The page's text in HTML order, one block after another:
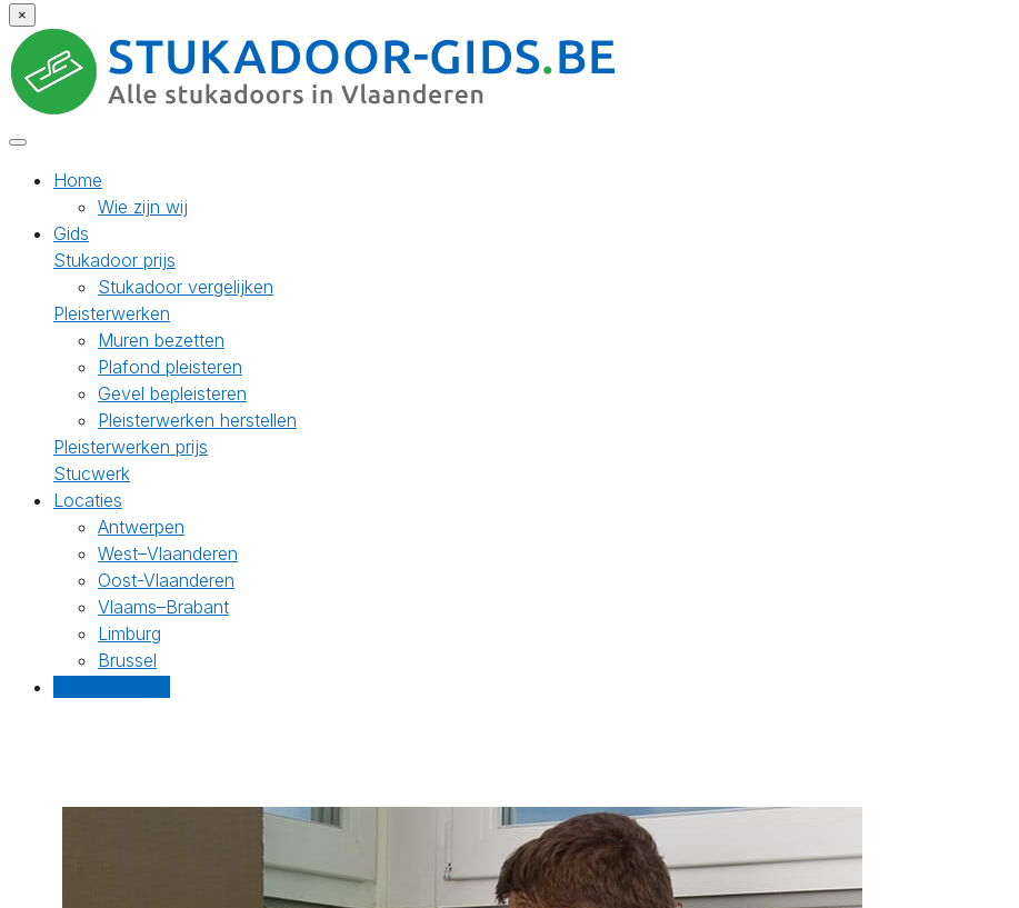
×
Home
Wie zijn wij
Gids
Stukadoor prijs
Stukadoor vergelijken
Pleisterwerken
Muren bezetten
Plafond pleisteren
Gevel bepleisteren
Pleisterwerken herstellen
Pleisterwerken prijs
Stucwerk
Locaties
Antwerpen
West–Vlaanderen
Oost-Vlaanderen
Vlaams–Brabant
Limburg
Brussel